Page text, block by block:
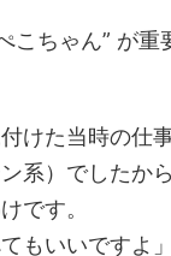
こちゃん” が
けた当時の仕
系）でしたか
です。
てもいいですよ